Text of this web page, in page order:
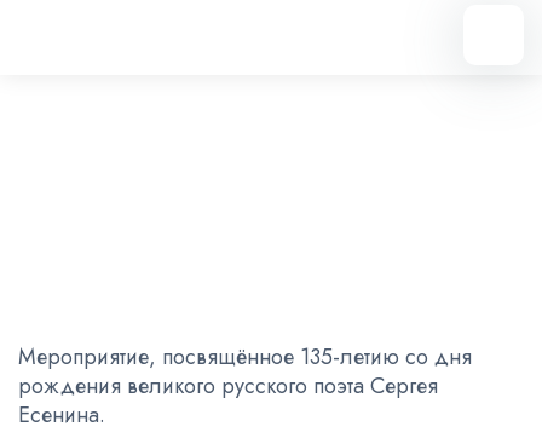
Мероприятие, посвящённое 135-летию со дня
рождения великого русского поэта Сергея
Есенина.